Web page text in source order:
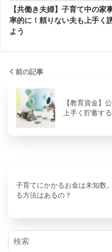
【共働き夫婦】子育て中の家
率的に！頼りない夫も上手く
よう
前の記事
【教育資金】
上手く貯蓄す
子育てにかかるお金は未知数
る方法はあるの？